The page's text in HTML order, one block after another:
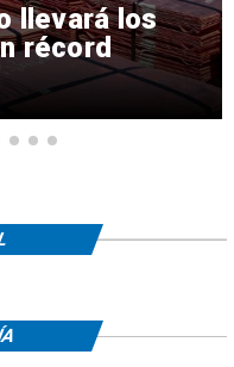
llevará los
récord